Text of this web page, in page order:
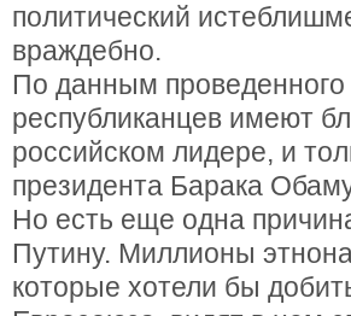
политический
враждебно.
По данным
республиканцев имеют
российском лидере, и
президента Барака
Но есть еще одна
Путину. Миллионы
которые хотели бы